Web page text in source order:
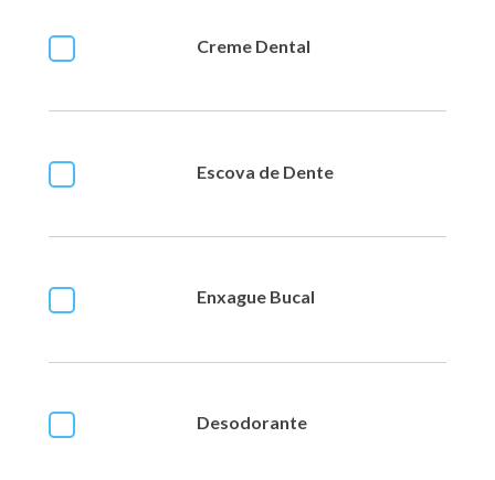
Creme Dental
Escova de Dente
Enxague Bucal
Desodorante